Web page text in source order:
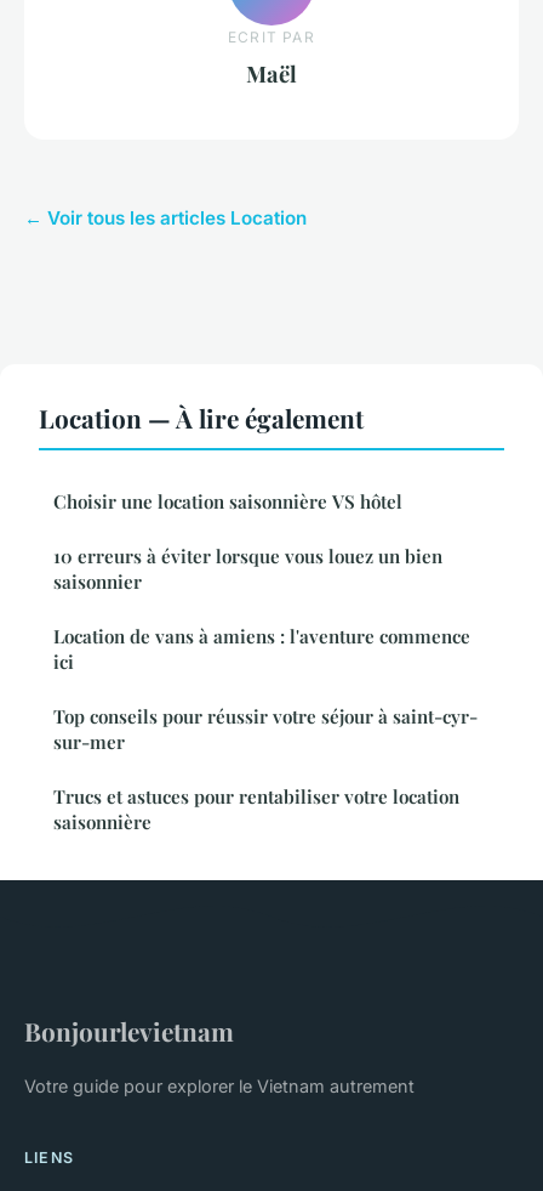
ECRIT PAR
Maël
← Voir tous les articles Location
Location — À lire également
Choisir une location saisonnière VS hôtel
10 erreurs à éviter lorsque vous louez un bien
saisonnier
Location de vans à amiens : l'aventure commence
ici
Top conseils pour réussir votre séjour à saint-cyr-
sur-mer
Trucs et astuces pour rentabiliser votre location
saisonnière
Bonjourlevietnam
Votre guide pour explorer le Vietnam autrement
LIENS